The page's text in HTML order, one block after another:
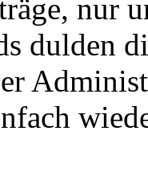
nur
dulden